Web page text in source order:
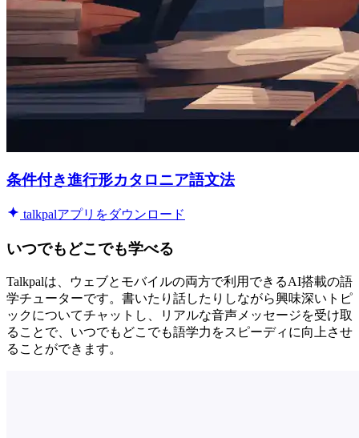
条件付き進行形カタロニア語文法
talkpalアプリをダウンロード
いつでもどこでも学べる
Talkpalは、ウェブとモバイルの両方で利用できるAI搭載の語
学チューターです。書いたり話したりしながら興味深いトピ
ックについてチャットし、リアルな音声メッセージを受け取
ることで、いつでもどこでも語学力をスピーディに向上させ
ることができます。